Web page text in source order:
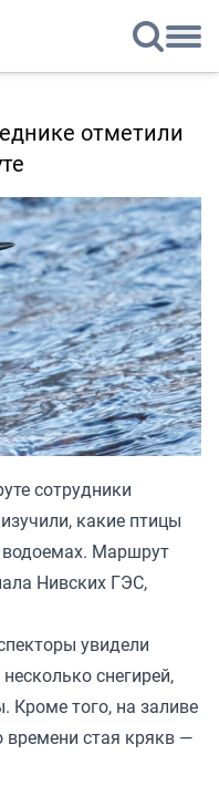
отметили
сотрудники
какие птицы
водоемах. Маршрут
Нивских ГЭС,
увидели
снегирей,
Кроме того, на заливе
времени стая крякв —